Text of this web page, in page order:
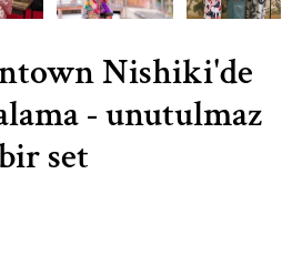
İPTAL
Nishiki'de
- unutulmaz
set